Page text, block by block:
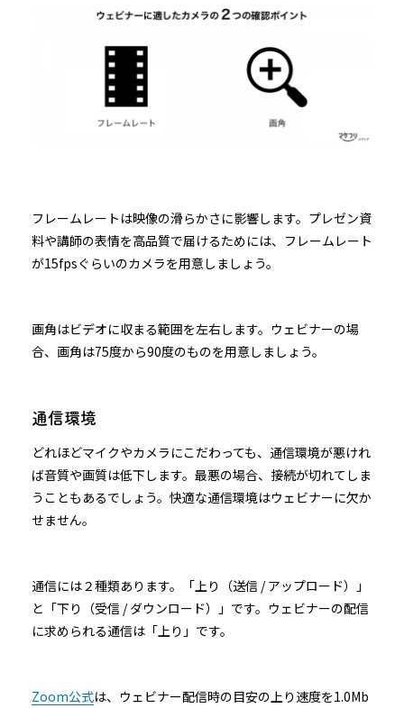
フレームレートは映像の滑らかさに影響します。プレゼン資
料や講師の表情を高品質で届けるためには、フレームレート
が15fpsぐらいのカメラを用意しましょう。
画角はビデオに収まる範囲を左右します。ウェビナーの場
合、画角は75度から90度のものを用意しましょう。
通信環境
どれほどマイクやカメラにこだわっても、通信環境が悪けれ
ば音質や画質は低下します。最悪の場合、接続が切れてしま
うこともあるでしょう。快適な通信環境はウェビナーに欠か
せません。
通信には２種類あります。「上り（送信 / アップロード）」
と「下り（受信 / ダウンロード）」です。ウェビナーの配信
に求められる通信は「上り」です。
Zoom公式は、ウェビナー配信時の目安の上り速度を1.0Mb